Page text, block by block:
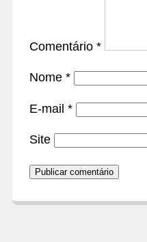
Comentário *
Nome *
E-mail *
Site